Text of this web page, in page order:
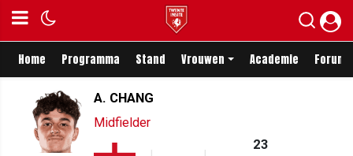
Home Programma Stand Vrouwen Academie Forum
A. CHANG
Midfielder
23